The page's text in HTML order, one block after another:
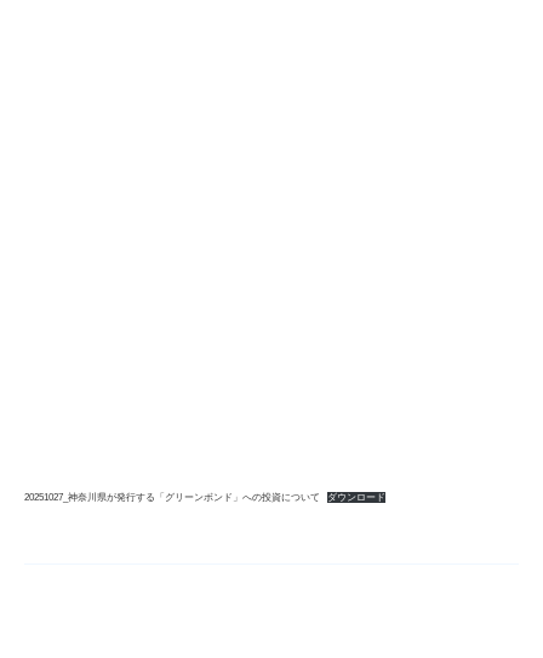
20251027_神奈川県が発行する「グリーンボンド」への投資について ダウンロード